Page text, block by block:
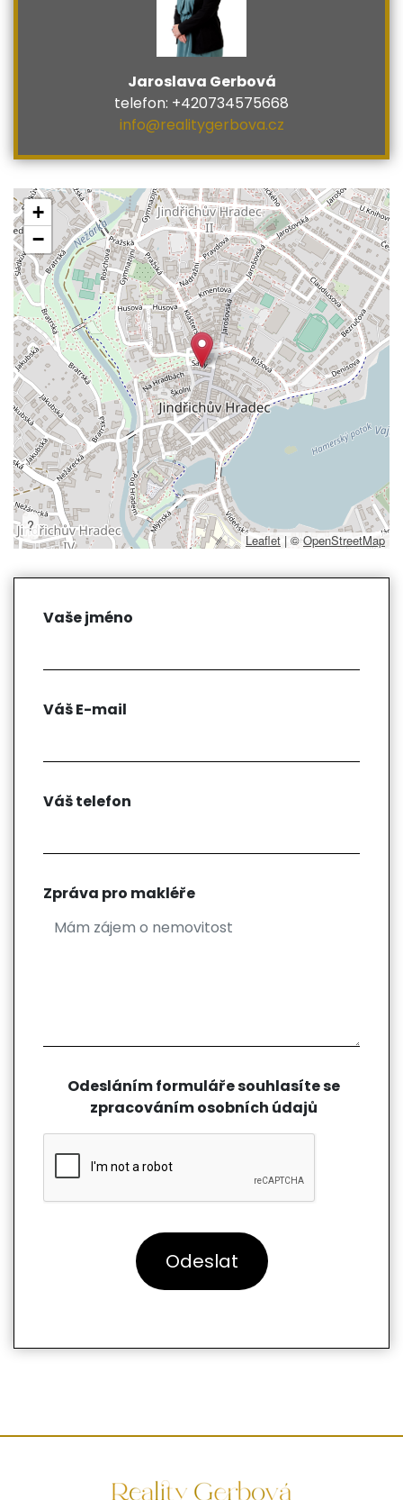
Jaroslava Gerbová
telefon: +420734575668
info@realitygerbova.cz
+
−
?
Leaflet | ©OpenStreetMap
Vaše jméno
Váš E-mail
Váš telefon
Zpráva pro makléře
Odesláním formuláře souhlasíte se
zpracováním osobních údajů